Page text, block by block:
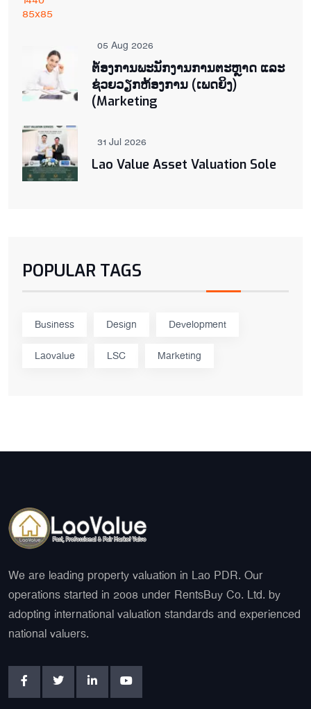
05 Aug 2026
ຕ່້ອງການພະນັກງານການຕະຫຼາດ ແລະ
ຊ່ວຍ​ວຽກ​ຫ້ອງ​ການ (ເພດ​ຍິງ)
(Marketing
31 Jul 2026
Lao Value Asset Valuation Sole
POPULAR TAGS
Business Design Development
Laovalue LSC Marketing
We are leading property valuation in Lao PDR. Our
operations started in 2008 under RentsBuy Co. Ltd. by
adopting international valuation standards and experienced
national valuers.